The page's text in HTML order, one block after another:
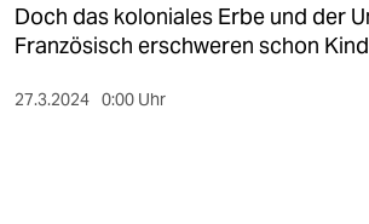
öko
Doch das koloniales Erbe und der
Französisch erschweren schon
27.3.2024 0:00 Uhr